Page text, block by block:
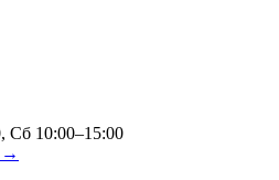
Сб 10:00–15:00
→